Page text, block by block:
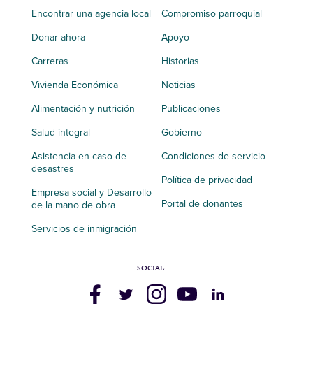
Encontrar una agencia local
Donar ahora
Carreras
Vivienda Económica
Alimentación y nutrición
Salud integral
Asistencia en caso de
desastres
Empresa social y Desarrollo
de la mano de obra
Servicios de inmigración
Compromiso parroquial
Apoyo
Historias
Noticias
Publicaciones
Gobierno
Condiciones de servicio
Política de privacidad
Portal de donantes
SOCIAL